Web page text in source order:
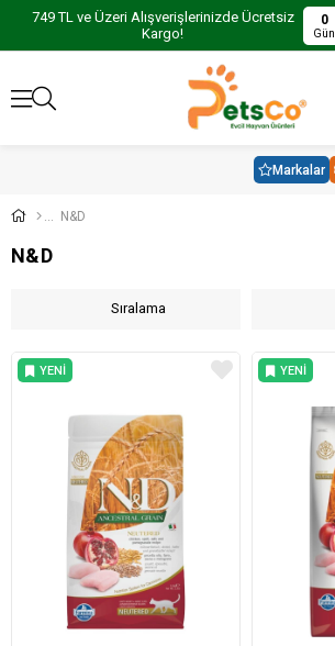
749 TL ve Üzeri Alışverişlerinizde Ücretsiz
Kargo!
0
Gün
Markalar
N&D
N&D
Sıralama
YENI
YENI